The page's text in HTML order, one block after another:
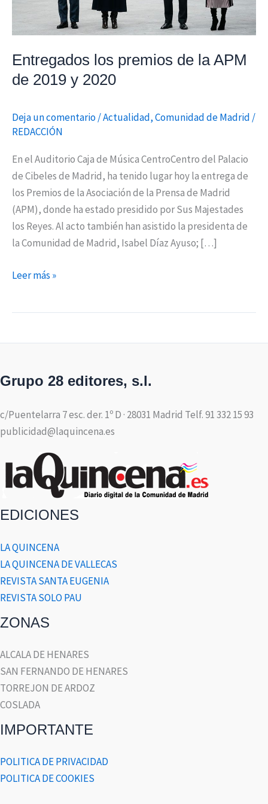
Entregados los premios de la APM
de 2019 y 2020
Deja un comentario/Actualidad,Comunidad de Madrid /
REDACCIÓN
En el Auditorio Caja de Música CentroCentro del Palacio
de Cibeles de Madrid, ha tenido lugar hoy la entrega de
los Premios de la Asociación de la Prensa de Madrid
(APM), donde ha estado presidido por Sus Majestades
los Reyes. Al acto también han asistido la presidenta de
la Comunidad de Madrid, Isabel Díaz Ayuso; […]
Leer más »
Grupo 28 editores, s.l.
c/Puentelarra 7 esc. der. 1º D · 28031 Madrid Telf. 91 332 15 93
publicidad@laquincena.es
EDICIONES
LA QUINCENA
LA QUINCENA DE VALLECAS
REVISTA SANTA EUGENIA
REVISTA SOLO PAU
ZONAS
ALCALA DE HENARES
SAN FERNANDO DE HENARES
TORREJON DE ARDOZ
COSLADA
IMPORTANTE
POLITICA DE PRIVACIDAD
POLITICA DE COOKIES